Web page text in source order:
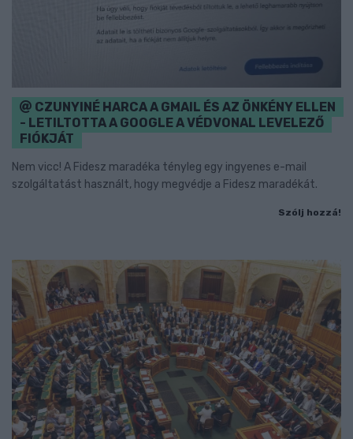
CZUNYINÉ HARCA A GMAIL ÉS AZ ÖNKÉNY ELLEN
- LETILTOTTA A GOOGLE A VÉDVONAL LEVELEZŐ
FIÓKJÁT
Nem vicc! A Fidesz maradéka tényleg egy ingyenes e-mail
szolgáltatást használt, hogy megvédje a Fidesz maradékát.
Szólj hozzá!